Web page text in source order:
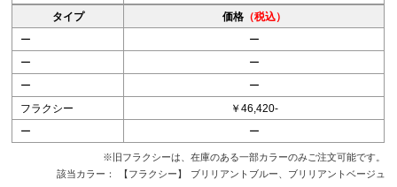
タイプ
価格（税込）
ー
ー
ー
ー
ー
ー
フラクシー
￥46,420-
ー
ー
※旧フラクシーは、在庫のある一部カラーのみご注文可能です。
該当カラー：
【フラクシー】 ブリリアントブルー、ブリリアントベージュ